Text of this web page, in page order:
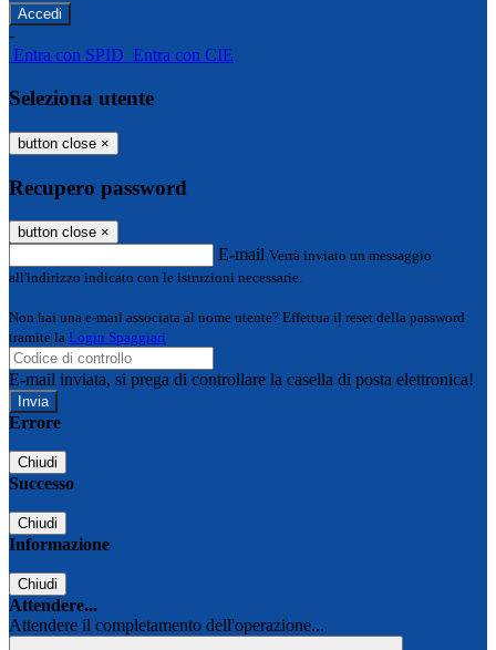
-
Entra con SPID Entra con CIE
Seleziona utente
button close ×
Recupero password
button close ×
E-mail Verrà inviato un messaggio
all'indirizzo indicato con le istruzioni necessarie.
Non hai una e-mail associata al nome utente? Effettua il reset della password
tramite la Login Spaggiari
E-mail inviata, si prega di controllare la casella di posta elettronica!
Errore
Chiudi
Successo
Chiudi
Informazione
Chiudi
Attendere...
Attendere il completamento dell'operazione...